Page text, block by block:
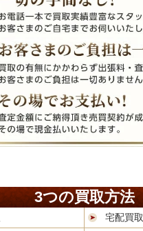
3つの買取方法
宅配買取